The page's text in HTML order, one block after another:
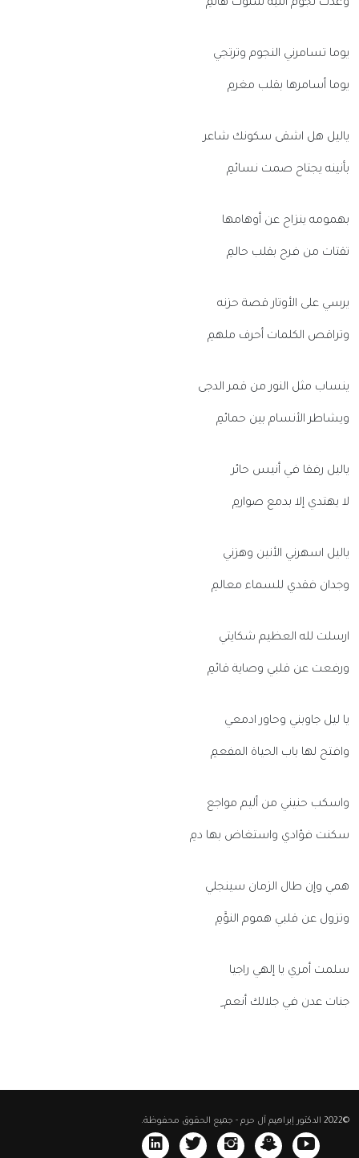
وغدت نجوم اللية سلوت هائمِ
يوما تسامرني النجوم وترتجي
يوما أسامرها بقلب مغرمِ
ياليل هل اشقى سكونك شاعر
بأنينه يجتاح صمت نسائمِ
بهمومه ينزاح عن أوهامها
تقتات من فرح بقلب حالمِ
يرسي على الأوتار قصة حزنه
وتراقص الكلمات أحرف ملهمِ
ينساب مثل النور من قمر الدجى
ويشاطر الأنسام بين حمائمِ
ياليل رفقا في أنيس حائر
لا يهتدي إلا بدمع صوارمِ
ياليل اسهرني الأنين وهزني
وجدان فقدي للسماء معالمِ
ارسلت لله العظيم شكايتي
ورفعت عن قلبي وصاية قائمِ
يا ليل جاوبني وحاور ادمعي
وافتح لها باب الحياة المفعمِ
واسكب حنيني من أليم مواجع
سكنت فؤادي واستغاض بها دمِ
همي وإن طال الزمان سينجلي
وتزول عن قلبي هموم النوَّمِ
سلمت أمري يا إلهي راجيا
جنات عدن في جلالك أنعم ِ
©
2022 الدكتور إبراهيم آل حرم - جميع الحقوق محفوظة.